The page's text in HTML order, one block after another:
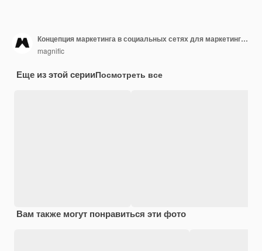
Концепция маркетинга в социальных сетях для маркетинга с помощью приложений
magnific
Еще из этой серииПосмотреть все
Вам также могут понравиться эти фото